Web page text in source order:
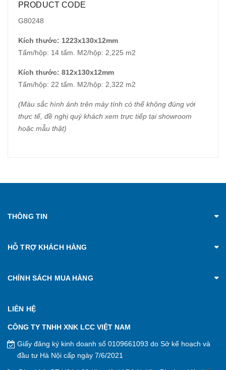
PRODUCT CODE
G80248
Kích thước: 1223x130x12mm
Tấm/hộp: 14 tấm. M2/hộp: 2,225 m2
Kích thước: 812x130x12mm
Tấm/hộp: 22 tấm. M2/hộp: 2,322 m2
(Màu sắc hình ảnh trên máy tính có thể không đúng với
thực tế, đề nghị quý khách xem trực tiếp tại showroom
hoặc mẫu thật)
THÔNG TIN
HỖ TRỢ KHÁCH HÀNG
CHÍNH SÁCH MUA HÀNG
LIÊN HỆ
CÔNG TY TNHH XNK LCC VIỆT NAM
Giấy đăng ký kinh doanh số 0109661093 do Sở kế hoạch và
đầu tư Hà Nội cấp ngày 7/6/2021